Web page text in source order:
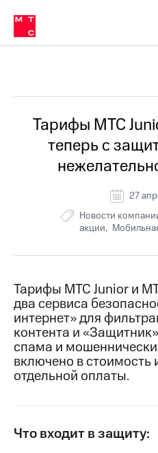
связь
Сервисы и подписки
30% на связь
кабинеты
Мобильная
и
Спутниковое
ТВ
МТС
связь
Перенести
в МТС
Услуги
Роуминг
Семейная
группа
карту
в МТС
Услуги
Роуминг
кабинет
Скачать
Скидка 30%
на связь
Тарифы
RED,
РИИЛ
и МТС
оплате
Тарифы МТС
теперь с
27
Новости
акции
Тарифы МТС Junior и
два сервиса
интернет» для
контента и
спама и
включено в стоимость
отдельной оплаты.
Что входит в защиту: